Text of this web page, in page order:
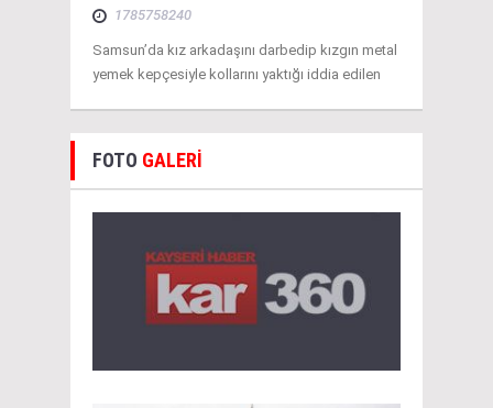
1785758240
Samsun’da kız arkadaşını darbedip kızgın metal
yemek kepçesiyle kollarını yaktığı iddia edilen
FOTO GALERİ